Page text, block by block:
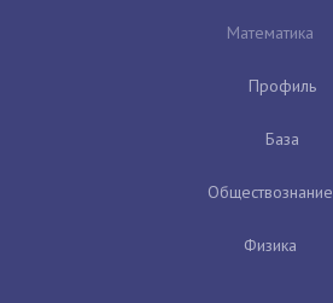
Математика
Профиль
База
Обществознание
Физика